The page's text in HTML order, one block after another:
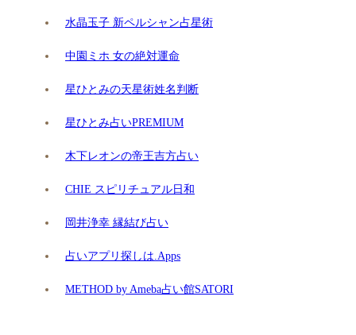
水晶玉子 新ペルシャン占星術
中園ミホ 女の絶対運命
星ひとみの天星術姓名判断
星ひとみ占いPREMIUM
木下レオンの帝王吉方占い
CHIE スピリチュアル日和
岡井浄幸 縁結び占い
占いアプリ探しは.Apps
METHOD by Ameba占い館SATORI